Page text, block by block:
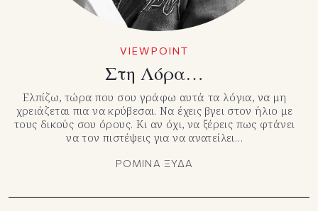
VIEWPOINT
Στη Λόρα…
Ελπίζω, τώρα που σου γράφω αυτά τα λόγια, να μη
χρειάζεται πια να κρύβεσαι. Να έχεις βγει στον ήλιο με
τους δικούς σου όρους. Κι αν όχι, να ξέρεις πως φτάνει
να τον πιστέψεις για να ανατείλει…
ΡΟΜΙΝΑ ΞΥΔΑ